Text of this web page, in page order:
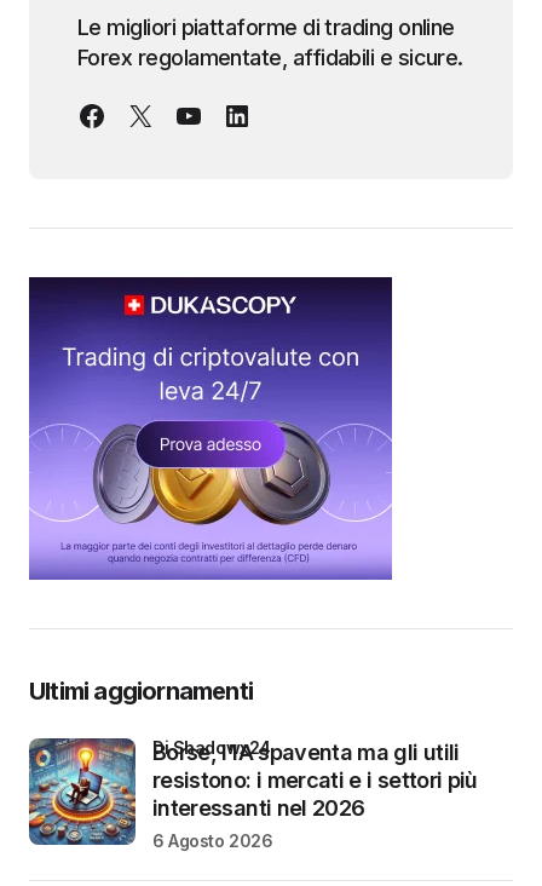
Le migliori piattaforme di trading online
Forex regolamentate, affidabili e sicure.
Ultimi aggiornamenti
Borse, l’IA spaventa ma gli utili
resistono: i mercati e i settori più
interessanti nel 2026
di Shadowx24
6 Agosto 2026